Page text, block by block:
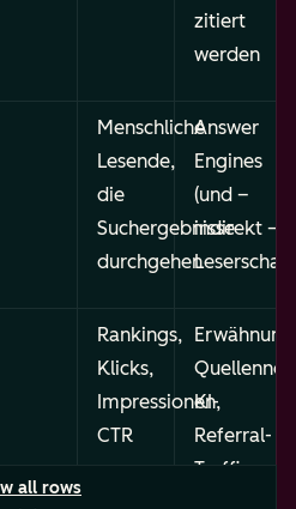
zitiert
werden
Menschliche
Lesende,
die
Suchergebnisse
durchgehen
Answer
Engines
(und –
indirekt –
Rankings,
Klicks,
Impressionen,
CTR
KI-
Referral-
Traffic,
all rows